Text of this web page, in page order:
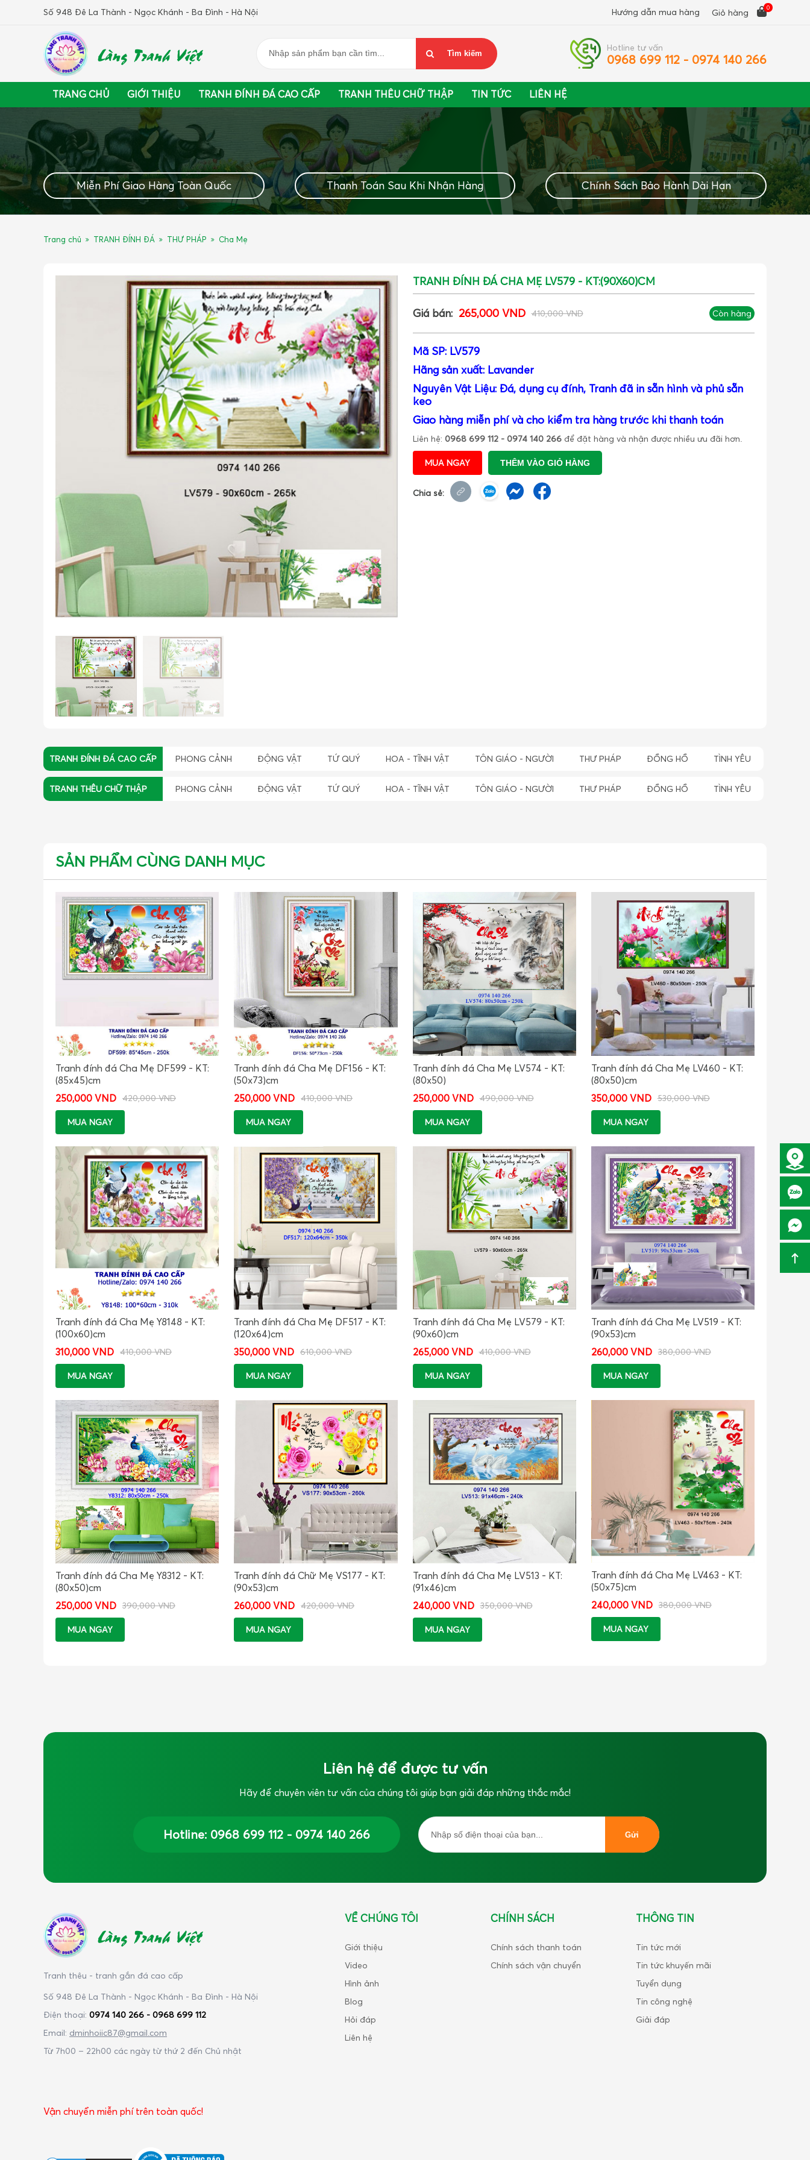
Số 948 Đê La Thành - Ngọc Khánh - Ba Đình - Hà Nội Hướng dẫn mua hàng Giỏ hàng 0
Làng Tranh Việt Hotline tư vấn
0968 699 112 - 0974 140 266
TRANG CHỦ GIỚI THIỆU TRANH ĐÍNH ĐÁ CAO CẤP TRANH THÊU CHỮ THẬP TIN TỨC LIÊN HỆ
Miễn Phí Giao Hàng Toàn Quốc Thanh Toán Sau Khi Nhận Hàng Chính Sách Bảo Hành Dài Hạn
Trang chủ TRANH ĐÍNH ĐÁ THƯ PHÁP Cha Mẹ
TRANH ĐÍNH ĐÁ CHA MẸ LV579 - KT:(90X60)CM
Giá bán: 265,000 VND 410,000 VND Còn hàng
Mã SP: LV579
Hãng sản xuất: Lavander
Nguyên Vật Liệu: Đá, dụng cụ đính, Tranh đã in sẵn hình và phủ sẵn
keo
Giao hàng miễn phí và cho kiểm tra hàng trước khi thanh toán
Liên hệ: 0968 699 112 - 0974 140 266để đặt hàng và nhận được nhiều ưu đãi hơn.
MUA NGAY THÊM VÀO GIỎ HÀNG
Chia sẻ:
TRANH ĐÍNH ĐÁ CAO CẤP PHONG CẢNH ĐỘNG VẬT TỨ QUÝ HOA - TĨNH VẬT TÔN GIÁO - NGƯỜI THƯ PHÁP ĐỒNG HỒ TÌNH YÊU
TRANH THÊU CHỮ THẬP PHONG CẢNH ĐỘNG VẬT TỨ QUÝ HOA - TĨNH VẬT TÔN GIÁO - NGƯỜI THƯ PHÁP ĐỒNG HỒ TÌNH YÊU
SẢN PHẨM CÙNG DANH MỤC
Tranh đính đá Cha Mẹ DF599 - KT:
(85x45)cm
250,000 VND 420,000 VND
MUA NGAY
Tranh đính đá Cha Mẹ DF156 - KT:
(50x73)cm
250,000 VND
410,000 VND
MUA NGAY
Tranh đính đá Cha Mẹ LV574 - KT:
(80x50)
250,000 VND 490,000 VND
MUA NGAY
Tranh đính đá Cha Mẹ LV460 - KT:
(80x50)cm
350,000 VND
530,000 VND
MUA NGAY
Tranh đính đá Cha Mẹ Y8148 - KT:
(100x60)cm
310,000 VND 410,000 VND
MUA NGAY
Tranh đính đá Cha Mẹ DF517 - KT:
(120x64)cm
350,000 VND
610,000 VND
MUA NGAY
Tranh đính đá Cha Mẹ LV579 - KT:
(90x60)cm
265,000 VND 410,000 VND
MUA NGAY
Tranh đính đá Cha Mẹ LV519 - KT:
(90x53)cm
260,000 VND
380,000 VND
MUA NGAY
Tranh đính đá Cha Mẹ Y8312 - KT:
(80x50)cm
250,000 VND 390,000 VND
MUA NGAY
Tranh đính đá Chữ Mẹ VS177 - KT:
(90x53)cm
260,000 VND
420,000 VND
MUA NGAY
Tranh đính đá Cha Mẹ LV513 - KT:
(91x46)cm
240,000 VND 350,000 VND
MUA NGAY
Tranh đính đá Cha Mẹ LV463 - KT:
(50x75)cm
240,000 VND
380,000 VND
MUA NGAY
Liên hệ để được tư vấn
Hãy để chuyên viên tư vấn của chúng tôi giúp bạn giải đáp những thắc mắc!
Hotline: 0968 699 112 - 0974 140 266
Làng Tranh Việt
Tranh thêu - tranh gắn đá cao cấp
Số 948 Đê La Thành - Ngọc Khánh - Ba Đình - Hà Nội
Điện thoại: 0974 140 266 - 0968 699 112
Email: dminhoiic87@gmail.com
Từ 7h00 – 22h00 các ngày từ thứ 2 đến Chủ nhật
VỀ CHÚNG TÔI
Giới thiệu
Video
Hình ảnh
Blog
Hỏi đáp
Liên hệ
CHÍNH SÁCH
Chính sách thanh toán
Chính sách vận chuyển
THÔNG TIN
Tin tức mới
Tin tức khuyến mãi
Tuyển dụng
Tin công nghệ
Giải đáp
Vận chuyển miễn phí trên toàn quốc!